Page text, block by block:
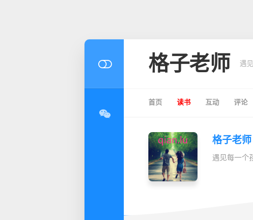
格子老师 遇
首页 读书 互动 评论
格子老师
遇见每一个